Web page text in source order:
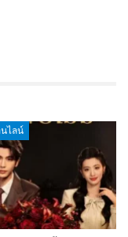
ไลน์